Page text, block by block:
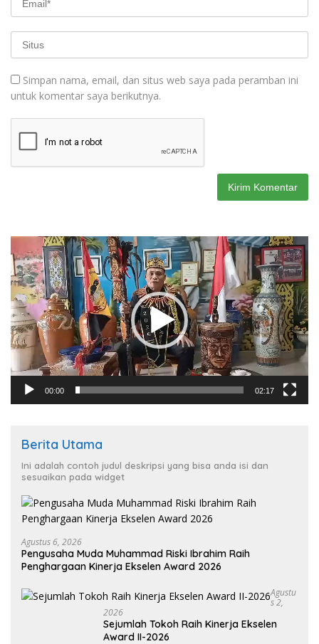
Simpan nama, email, dan situs web saya pada peramban ini
untuk komentar saya berikutnya.
Pemutar
Video
00:00 02:17
Berita Utama
Ini adalah contoh judul deskripsi yang bisa anda isi dan
sesuaikan pada widget
Agustus 6, 2026
Pengusaha Muda Muhammad Riski Ibrahim Raih
Penghargaan Kinerja Ekselen Award 2026
Agustu
S 2,
2026
Sejumlah Tokoh Raih Kinerja Ekselen
Award II-2026